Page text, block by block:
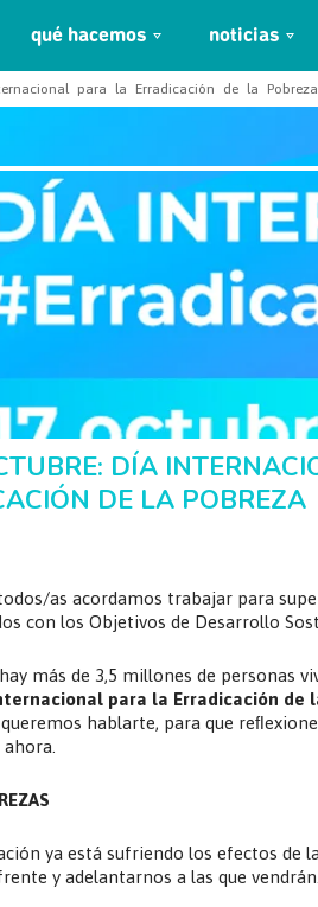
qué hacemos noticias
para la Erradicación de la Pobreza
DÍA
DE LA POBREZA
as acordamos trabajar para
con los Objetivos de Desarrollo
más de 3,5 millones de personas
para la Erradicación de
hablarte, para que
ya está sufriendo los efectos de
y adelantarnos a las que vendrán.